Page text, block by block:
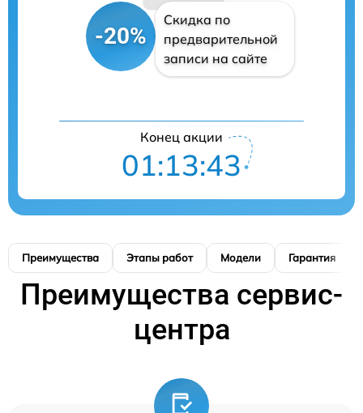
-20%
Скидка по
предварительной
записи на сайте
Конец акции
01:13:42
Преимущества Этапы работ Модели Гарантия
Преимущества сервис-
центра